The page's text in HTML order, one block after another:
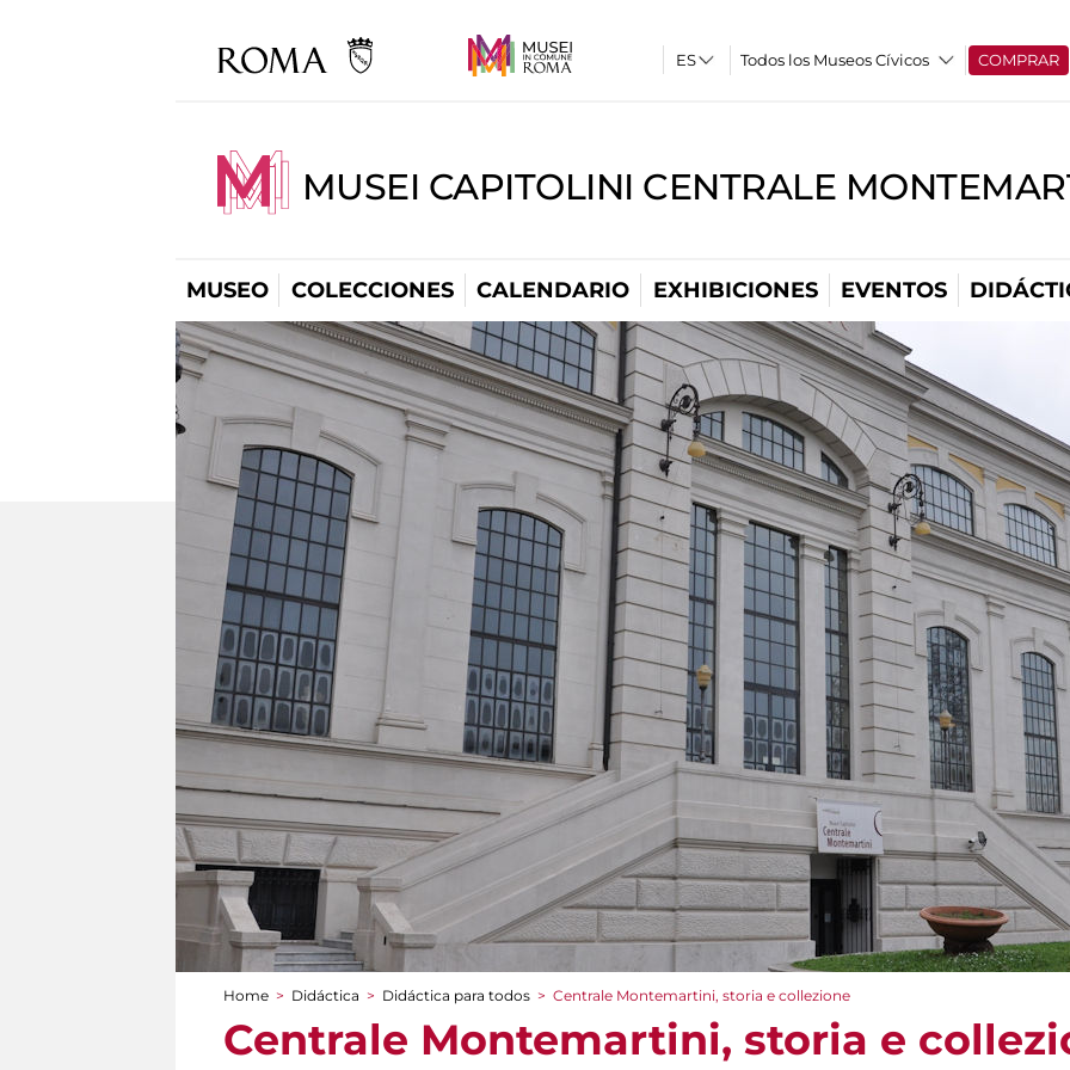
Todos los Museos Cívicos COMPRAR
MUSEI CAPITOLINI CENTRALE
MUSEO COLECCIONES CALENDARIO EXHIBICIONES EVENTOS
You are here
Home > Didáctica > Didáctica para todos > Centrale Montemartini, storia e collezione
Centrale Montemartini, storia e